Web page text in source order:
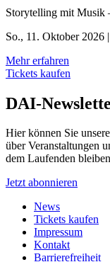
Storytelling mit Musik
So., 11. Oktober 2026
Mehr erfahren
Tickets kaufen
DAI-
Hier können Sie
über Veranstaltungen
dem Laufenden
Jetzt abonnieren
News
Tickets kaufen
Impressum
Kontakt
Barrierefreiheit